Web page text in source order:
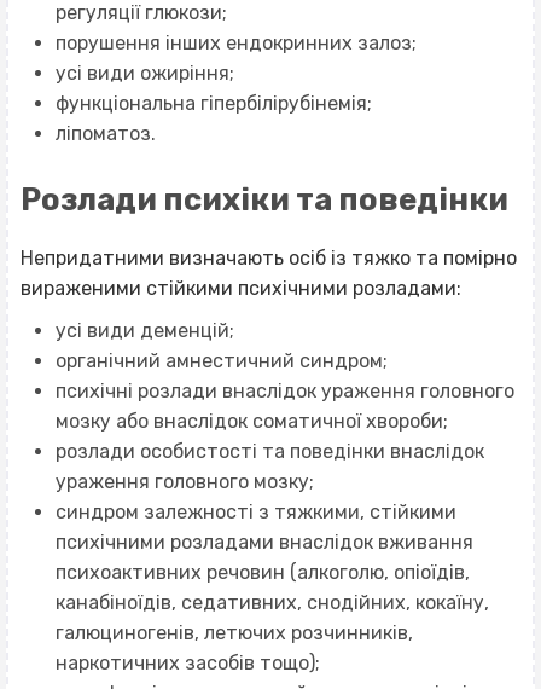
регуляції глюкози;
порушення інших ендокринних залоз;
усі види ожиріння;
функціональна гіпербілірубінемія;
ліпоматоз.
Розлади психіки та поведінки
Непридатними визначають осіб із тяжко та помірно
вираженими стійкими психічними розладами:
усі види деменцій;
органічний амнестичний синдром;
психічні розлади внаслідок ураження головного
мозку або внаслідок соматичної хвороби;
розлади особистості та поведінки внаслідок
ураження головного мозку;
синдром залежності з тяжкими, стійкими
психічними розладами внаслідок вживання
психоактивних речовин (алкоголю, опіоїдів,
канабіноїдів, седативних, снодійних, кокаїну,
галюциногенів, летючих розчинників,
наркотичних засобів тощо);